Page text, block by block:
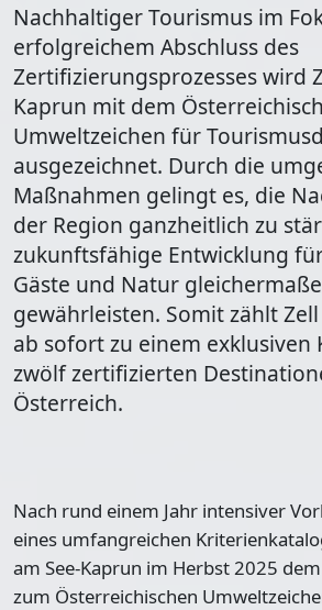
Nachhaltiger Tourismus im
erfolgreichem Abschluss des
Zertifizierungsprozesses wird
Kaprun mit dem
Umweltzeichen für
ausgezeichnet. Durch die
Maßnahmen gelingt es, die
der Region ganzheitlich zu
zukunftsfähige Entwicklung
Gäste und Natur
gewährleisten. Somit zählt
ab sofort zu einem exklusiven
zwölf zertifizierten
Österreich.
Nach rund einem Jahr intensiver
eines umfangreichen
am See-Kaprun im Herbst 2025
zum Österreichischen